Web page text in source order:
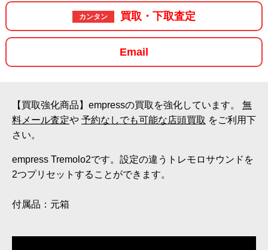
カンタン 買取・下取査定
Email
【買取強化商品】empressの買取を強化しています。 無
料メール査定や 予約なしでも可能な店頭買取 をご利用下
さい。
empress Tremolo2です。設定の違うトレモロサウンドを
2つプリセットすることができます。
付属品：元箱